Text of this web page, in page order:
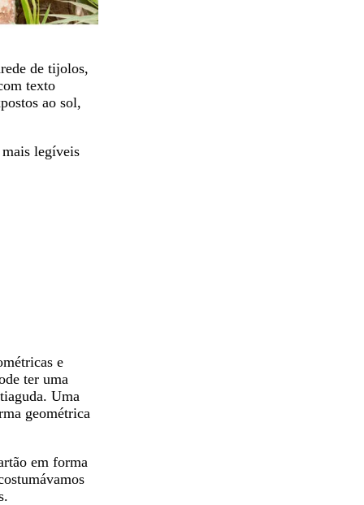
de tijolos,
texto
ao sol,
legíveis
e
ter uma
Uma
geométrica
em forma